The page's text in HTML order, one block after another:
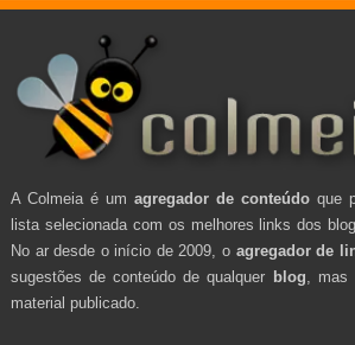
A Colmeia é um agregador de conteúdo que
lista selecionada com os melhores links dos
No ar desde o início de 2009, o agregador de
sugestões de conteúdo de qualquer blog ,
material publicado.